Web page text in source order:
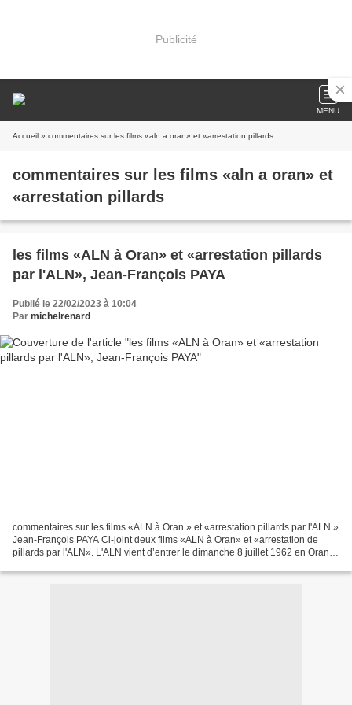
Publicité
MENU
Accueil » commentaires sur les films «aln a oran» et «arrestation pillards
commentaires sur les films «aln a oran» et
«arrestation pillards
les films «ALN à Oran» et «arrestation pillards
par l'ALN», Jean-François PAYA
Publié le 22/02/2023 à 10:04
Par michelrenard
commentaires sur les films «ALN à Oran » et «arrestation pillards par l'ALN »
Jean-François PAYA Ci-joint deux films «ALN à Oran» et «arrestation de
pillards par l'ALN». L'ALN vient d’entrer le dimanche 8 juillet 1962 en Oranie.